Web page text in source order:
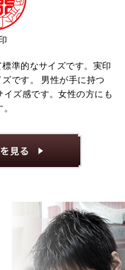
準的なサイズです。実印
です。 男性が手に持つ
ズ感です。女性の方にも